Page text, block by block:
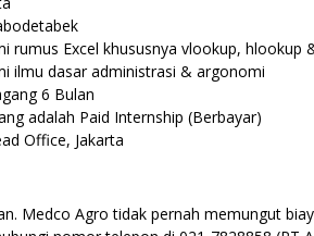
rumus Excel khususnya vlookup, hlookup
ilmu dasar administrasi & argonomi
6 Bulan
adalah Paid Internship (Berbayar)
Office, Jakarta
Medco Agro tidak pernah memungut